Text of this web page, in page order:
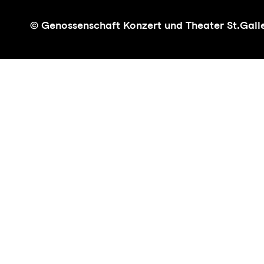
© Genossenschaft Konzert und Theater